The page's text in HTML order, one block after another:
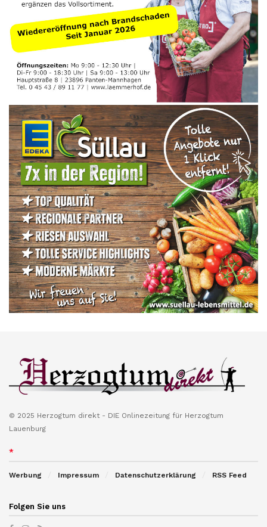
© 2025 Herzogtum direkt - DIE Onlinezeitung für Herzogtum
Lauenburg
*
Werbung Impressum Datenschutzerklärung RSS Feed
Folgen Sie uns